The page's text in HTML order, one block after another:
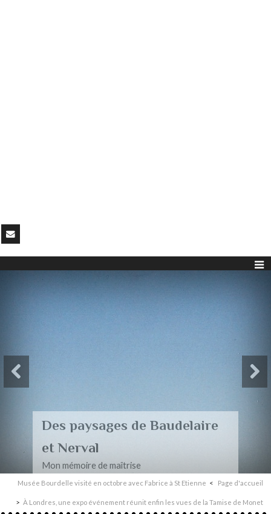
Des paysages de Baudelaire
et Nerval
Mon mémoire de maîtrise
Musée Bourdelle visité en octobre avec Fabrice à St Etienne Page d'accueil
À Londres, une expo événement réunit enfin les vues de la Tamise de Monet